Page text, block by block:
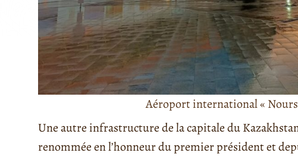
Aéroport international «
Une autre infrastructure de la capitale du
renommée en l’honneur du premier président et